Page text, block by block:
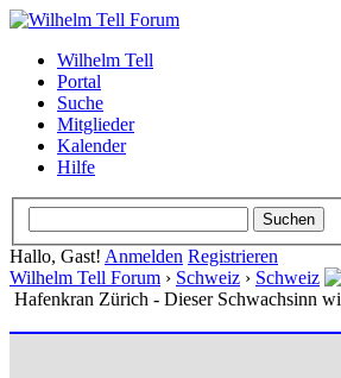
Wilhelm Tell
Portal
Suche
Mitglieder
Kalender
Hilfe
Hallo, Gast! Anmelden Registrieren
Wilhelm Tell Forum › Schweiz › Schweiz
Hafenkran Zürich - Dieser Schwachsinn